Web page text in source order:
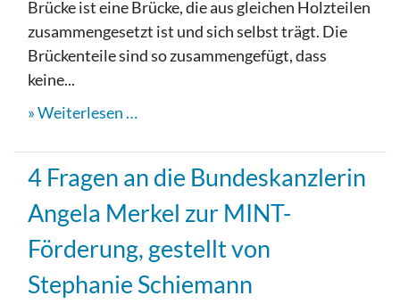
Brücke ist eine Brücke, die aus gleichen Holzteilen
zusammengesetzt ist und sich selbst trägt. Die
Brückenteile sind so zusammengefügt, dass
keine...
Weiterlesen …
4 Fragen an die Bundeskanzlerin
Angela Merkel zur MINT-
Förderung, gestellt von
Stephanie Schiemann